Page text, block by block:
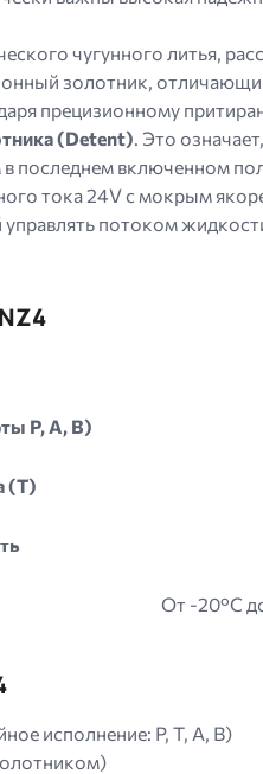
чугунного литья,
золотник,
прецизионному
(Detent) . Это
включенном
тока 24V с мокрым
потоком
P, A, B)
(Т)
От -20°C
исполнение: P, T, A, B)